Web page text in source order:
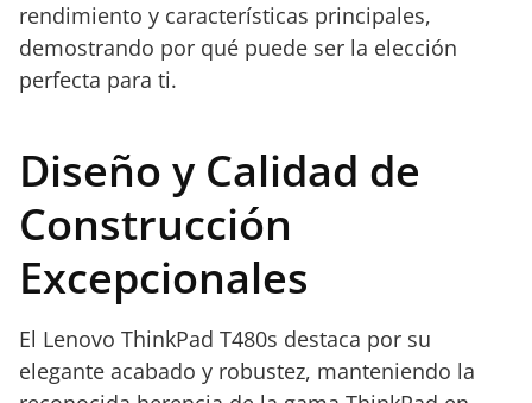
rendimiento y características principales,
demostrando por qué puede ser la elección
perfecta para ti.
Diseño y Calidad de
Construcción
Excepcionales
El Lenovo ThinkPad T480s destaca por su
elegante acabado y robustez, manteniendo la